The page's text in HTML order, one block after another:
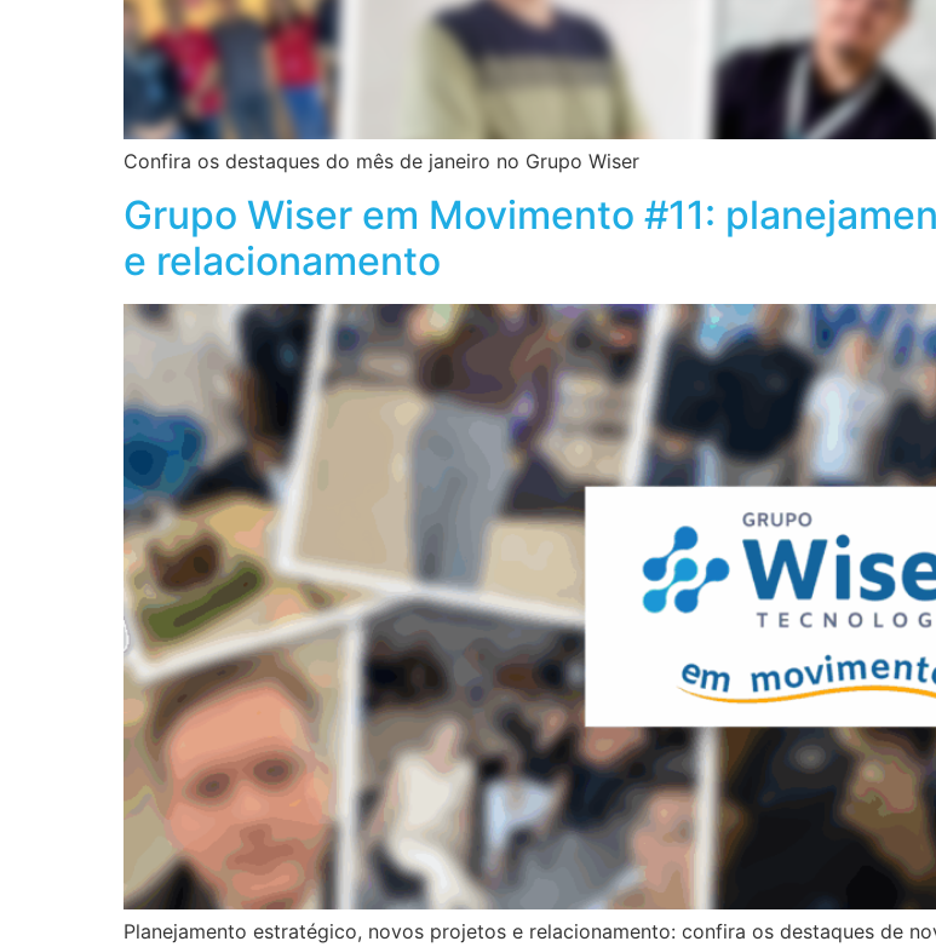
Confira os destaques do mês de janeiro no Grupo Wiser
Grupo Wiser em Movimento #11:
e relacionamento
Planejamento estratégico, novos projetos e relacionamento: confira os destaques de